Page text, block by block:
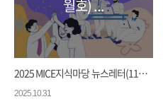
월호) ...
2025 MICE지식마당 뉴스레터(11월호) ...
2025.10.31